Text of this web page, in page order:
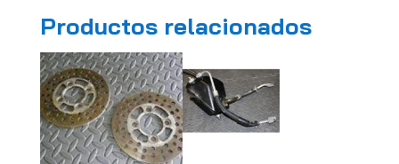
Productos relacionados